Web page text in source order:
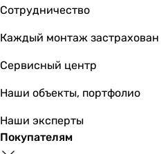
Сотрудничество
Каждый монтаж застрахован
Сервисный центр
Наши объекты, портфолио
Наши эксперты
Покупателям